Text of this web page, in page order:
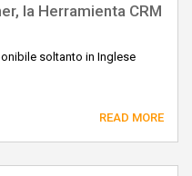
la Herramienta CRM
soltanto in Inglese
READ MORE